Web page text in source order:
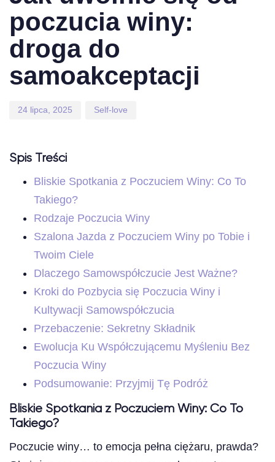
poczucia winy:
droga do
samoakceptacji
24 lipca, 2025 Self-love
Spis Treści
Bliskie Spotkania z Poczuciem Winy: Co To
Takiego?
Rodzaje Poczucia Winy
Szalona Jazda z Poczuciem Winy po Tobie i
Twoim Ciele
Dlaczego Samowspółczucie Jest Ważne?
Kroki do Pozbycia się Poczucia Winy i
Kultywacji Samowspółczucia
Przebaczenie: Sekretny Składnik
Ewolucja Ku Współczującemu Myśleniu Bez
Poczucia Winy
Podsumowanie: Przyjmij Tę Podróż
Bliskie Spotkania z Poczuciem Winy: Co To
Takiego?
Poczucie winy… to emocja pełna ciężaru, prawda?